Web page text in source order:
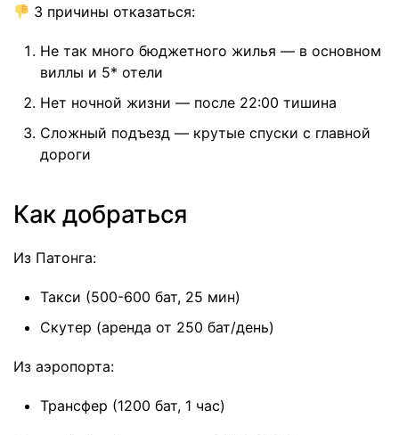
3 причины отказаться:
Не так много бюджетного жилья — в основном
виллы и 5* отели
Нет ночной жизни — после 22:00 тишина
Сложный подъезд — крутые спуски с главной
дороги
Как добраться
Из Патонга:
Такси (500-600 бат, 25 мин)
Скутер (аренда от 250 бат/день)
Из аэропорта:
Трансфер (1200 бат, 1 час)